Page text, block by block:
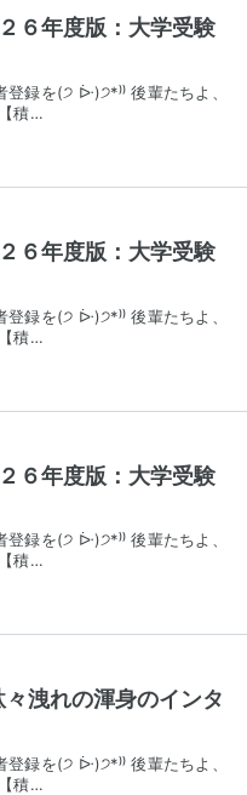
６年度版：大学受験
録を(੭ ᐕ)੭*⁾⁾ 後輩たちよ、
積…
６年度版：大学受験
録を(੭ ᐕ)੭*⁾⁾ 後輩たちよ、
積…
６年度版：大学受験
録を(੭ ᐕ)੭*⁾⁾ 後輩たちよ、
積…
洩れの渾身のインタ
録を(੭ ᐕ)੭*⁾⁾ 後輩たちよ、
積…